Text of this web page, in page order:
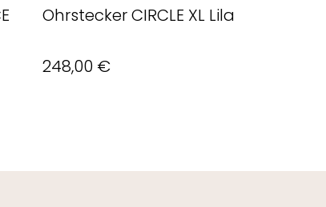
Ohrstecker CIRCLE XL Lila
248,00 €